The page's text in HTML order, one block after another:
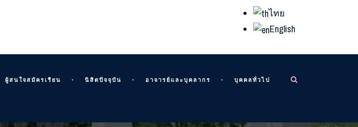
ไทย
English
ผู้สนใจสมัครเรียน นิสิตปัจจุบัน อาจารย์และบุคลากร บุคคลทั่วไป